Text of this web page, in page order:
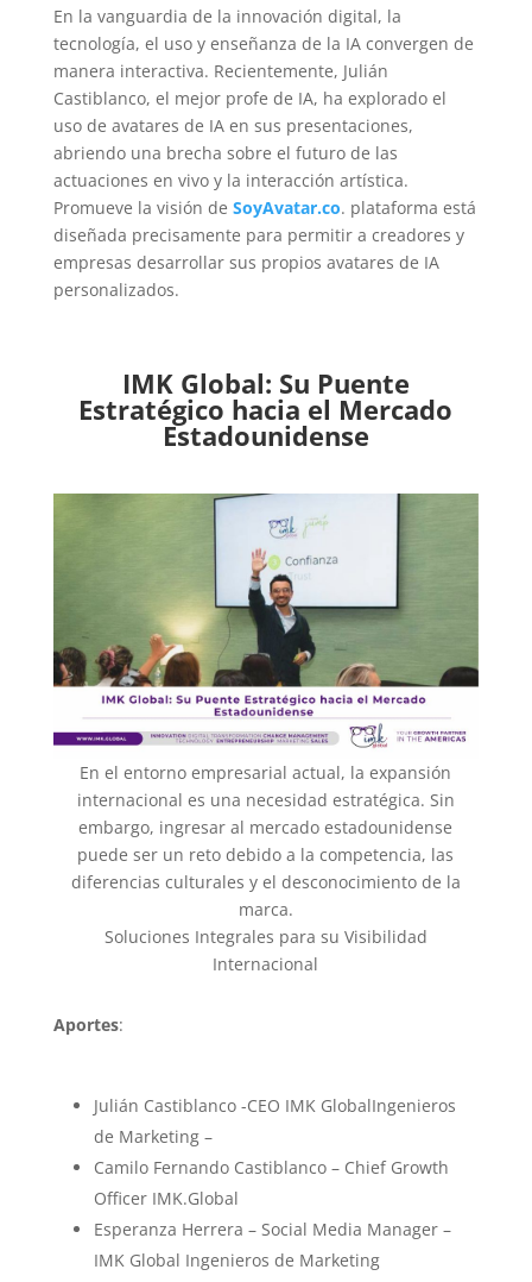
En la vanguardia de la innovación digital, la
tecnología, el uso y enseñanza de la IA convergen de
manera interactiva. Recientemente, Julián
Castiblanco, el mejor profe de IA, ha explorado el
uso de avatares de IA en sus presentaciones,
abriendo una brecha sobre el futuro de las
actuaciones en vivo y la interacción artística.
Promueve la visión de SoyAvatar.co. plataforma está
diseñada precisamente para permitir a creadores y
empresas desarrollar sus propios avatares de IA
personalizados.
IMK Global: Su Puente
Estratégico hacia el Mercado
Estadounidense
En el entorno empresarial actual, la expansión
internacional es una necesidad estratégica. Sin
embargo, ingresar al mercado estadounidense
puede ser un reto debido a la competencia, las
diferencias culturales y el desconocimiento de la
marca.
Soluciones Integrales para su Visibilidad
Internacional
Aportes:
Julián Castiblanco -CEO IMK GlobalIngenieros
de Marketing –
Camilo Fernando Castiblanco – Chief Growth
Officer IMK.Global
Esperanza Herrera – Social Media Manager –
IMK Global Ingenieros de Marketing